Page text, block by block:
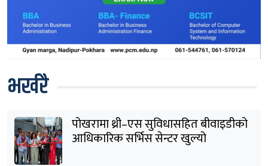
भर्खरै
पोखरामा थ्री–एस सुविधासहित बीवाइडीको
आधिकारिक सर्भिस सेन्टर खुल्यो